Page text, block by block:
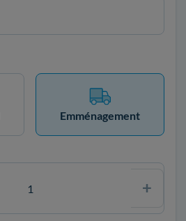
Emménagement